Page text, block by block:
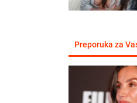
Preporuka za